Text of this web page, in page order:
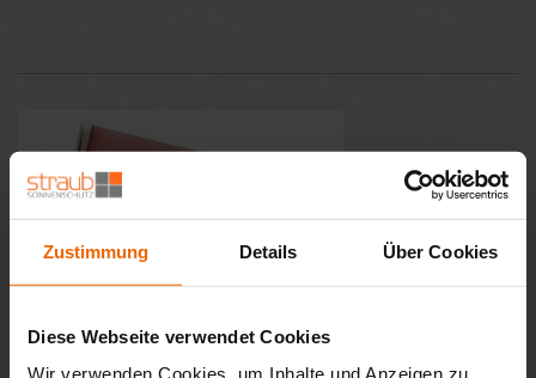
Zustimmung Details Über Cookies
Diese Webseite verwendet Cookies
Wir verwenden Cookies, um Inhalte und Anzeigen zu